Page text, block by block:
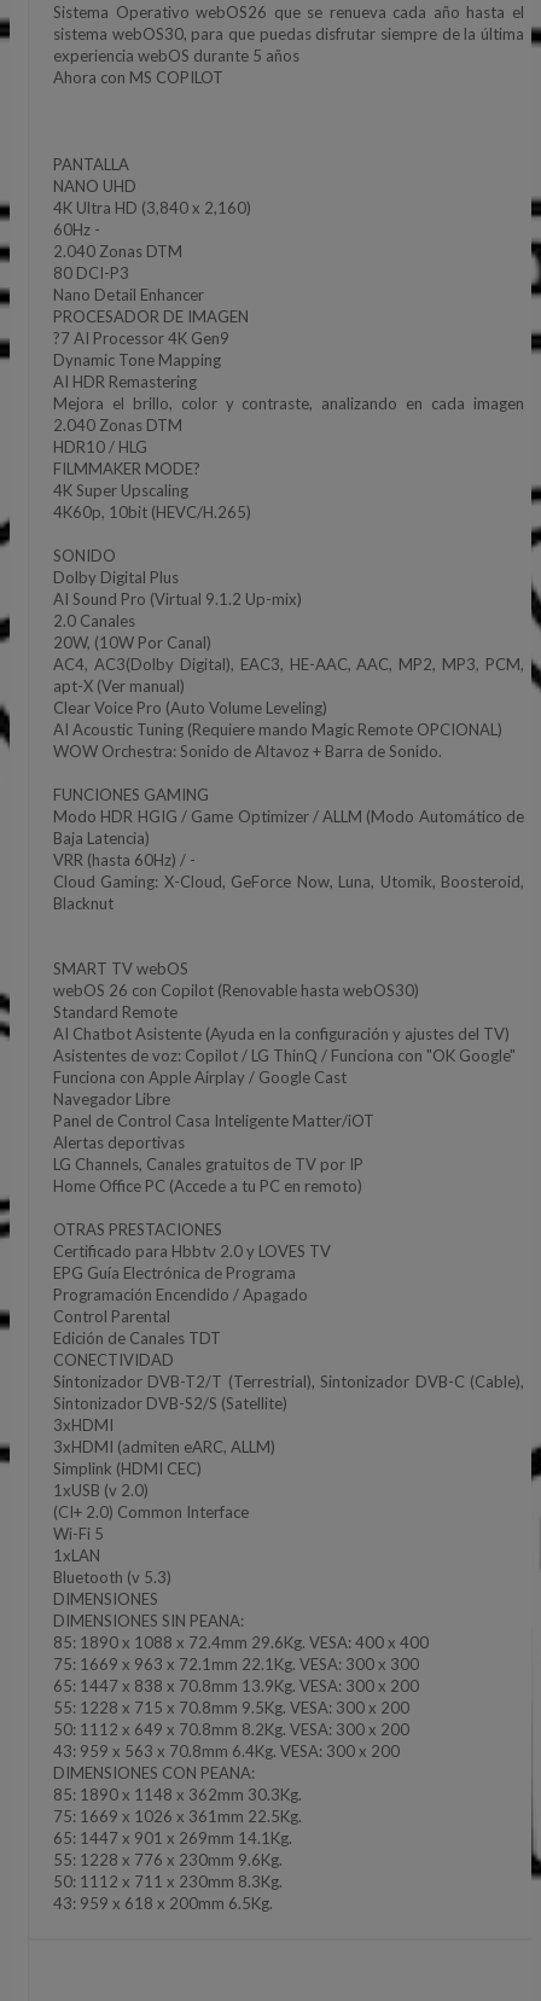
Sistema Operativo webOS26 que se renueva cada año hasta el
sistema webOS30, para que puedas disfrutar siempre de la última
experiencia webOS durante 5 años
Ahora con MS COPILOT
PANTALLA
NANO UHD
4K Ultra HD (3,840 x 2,160)
60Hz -
2.040 Zonas DTM
80 DCI-P3
Nano Detail Enhancer
PROCESADOR DE IMAGEN
?7 AI Processor 4K Gen9
Dynamic Tone Mapping
AI HDR Remastering
Mejora el brillo, color y contraste, analizando en cada imagen
2.040 Zonas DTM
HDR10 / HLG
FILMMAKER MODE?
4K Super Upscaling
4K60p, 10bit (HEVC/H.265)
SONIDO
Dolby Digital Plus
AI Sound Pro (Virtual 9.1.2 Up-mix)
2.0 Canales
20W, (10W Por Canal)
AC4, AC3(Dolby Digital), EAC3, HE-AAC, AAC, MP2, MP3, PCM,
apt-X (Ver manual)
Clear Voice Pro (Auto Volume Leveling)
AI Acoustic Tuning (Requiere mando Magic Remote OPCIONAL)
WOW Orchestra: Sonido de Altavoz + Barra de Sonido.
FUNCIONES GAMING
Modo HDR HGIG / Game Optimizer / ALLM (Modo Automático de
Baja Latencia)
VRR (hasta 60Hz) / -
Cloud Gaming: X-Cloud, GeForce Now, Luna, Utomik, Boosteroid,
Blacknut
SMART TV webOS
webOS 26 con Copilot (Renovable hasta webOS30)
Standard Remote
AI Chatbot Asistente (Ayuda en la configuración y ajustes del TV)
Asistentes de voz: Copilot / LG ThinQ / Funciona con "OK Google"
Funciona con Apple Airplay / Google Cast
Navegador Libre
Panel de Control Casa Inteligente Matter/iOT
Alertas deportivas
LG Channels, Canales gratuitos de TV por IP
Home Office PC (Accede a tu PC en remoto)
OTRAS PRESTACIONES
Certificado para Hbbtv 2.0 y LOVES TV
EPG Guía Electrónica de Programa
Programación Encendido / Apagado
Control Parental
Edición de Canales TDT
CONECTIVIDAD
Sintonizador DVB-T2/T (Terrestrial), Sintonizador DVB-C (Cable),
Sintonizador DVB-S2/S (Satellite)
3xHDMI
3xHDMI (admiten eARC, ALLM)
Simplink (HDMI CEC)
1xUSB (v 2.0)
(CI+ 2.0) Common Interface
Wi-Fi 5
1xLAN
Bluetooth (v 5.3)
DIMENSIONES
DIMENSIONES SIN PEANA:
85: 1890 x 1088 x 72.4mm 29.6Kg. VESA: 400 x 400
75: 1669 x 963 x 72.1mm 22.1Kg. VESA: 300 x 300
65: 1447 x 838 x 70.8mm 13.9Kg. VESA: 300 x 200
55: 1228 x 715 x 70.8mm 9.5Kg. VESA: 300 x 200
50: 1112 x 649 x 70.8mm 8.2Kg. VESA: 300 x 200
43: 959 x 563 x 70.8mm 6.4Kg. VESA: 300 x 200
DIMENSIONES CON PEANA:
85: 1890 x 1148 x 362mm 30.3Kg.
75: 1669 x 1026 x 361mm 22.5Kg.
65: 1447 x 901 x 269mm 14.1Kg.
55: 1228 x 776 x 230mm 9.6Kg.
50: 1112 x 711 x 230mm 8.3Kg.
43: 959 x 618 x 200mm 6.5Kg.